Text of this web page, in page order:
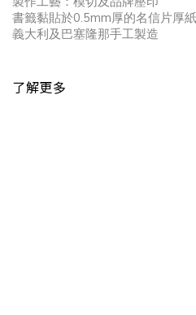
書籤黏貼於0.5mm厚的名信片厚
義大利及巴塞隆那手工製造
了解更多